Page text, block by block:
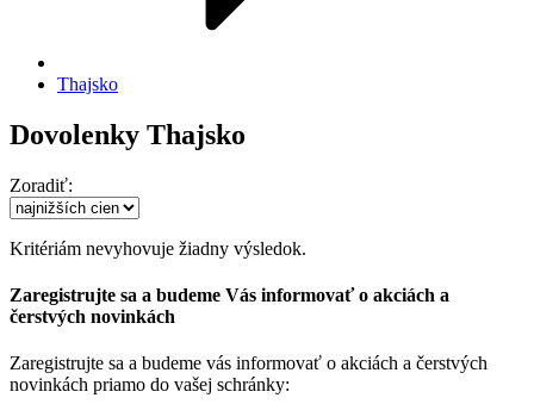
Thajsko
Dovolenky Thajsko
Zoradiť:
Kritériám nevyhovuje žiadny výsledok.
Zaregistrujte sa a budeme Vás informovať o akciách a
čerstvých novinkách
Zaregistrujte sa a budeme vás informovať o akciách a čerstvých
novinkách priamo do vašej schránky: